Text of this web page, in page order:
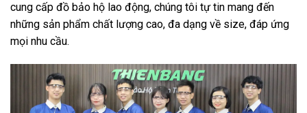
cung cấp đồ bảo hộ lao động, chúng tôi tự tin mang đến
những sản phẩm chất lượng cao, đa dạng về size, đáp ứng
mọi nhu cầu.